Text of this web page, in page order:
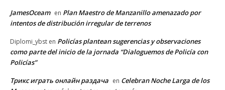
JamesOceam en Plan Maestro de Manzanillo amenazado por
intentos de distribución irregular de terrenos
Diplomi_ybst en Policías plantean sugerencias y observaciones
como parte del inicio de la jornada “Dialoguemos de Policía con
Policías”
Трикс играть онлайн раздача en Celebran Noche Larga de los